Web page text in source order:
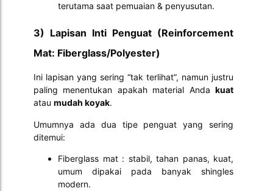
terutama saat pemuaian & penyusutan.
3) Lapisan Inti Penguat (Reinforcement
Mat: Fiberglass/Polyester)
Ini lapisan yang sering “tak terlihat”, namun justru
paling menentukan apakah material Anda kuat
atau mudah koyak.
Umumnya ada dua tipe penguat yang sering
ditemui:
Fiberglass mat : stabil, tahan panas, kuat,
umum dipakai pada banyak shingles
modern.